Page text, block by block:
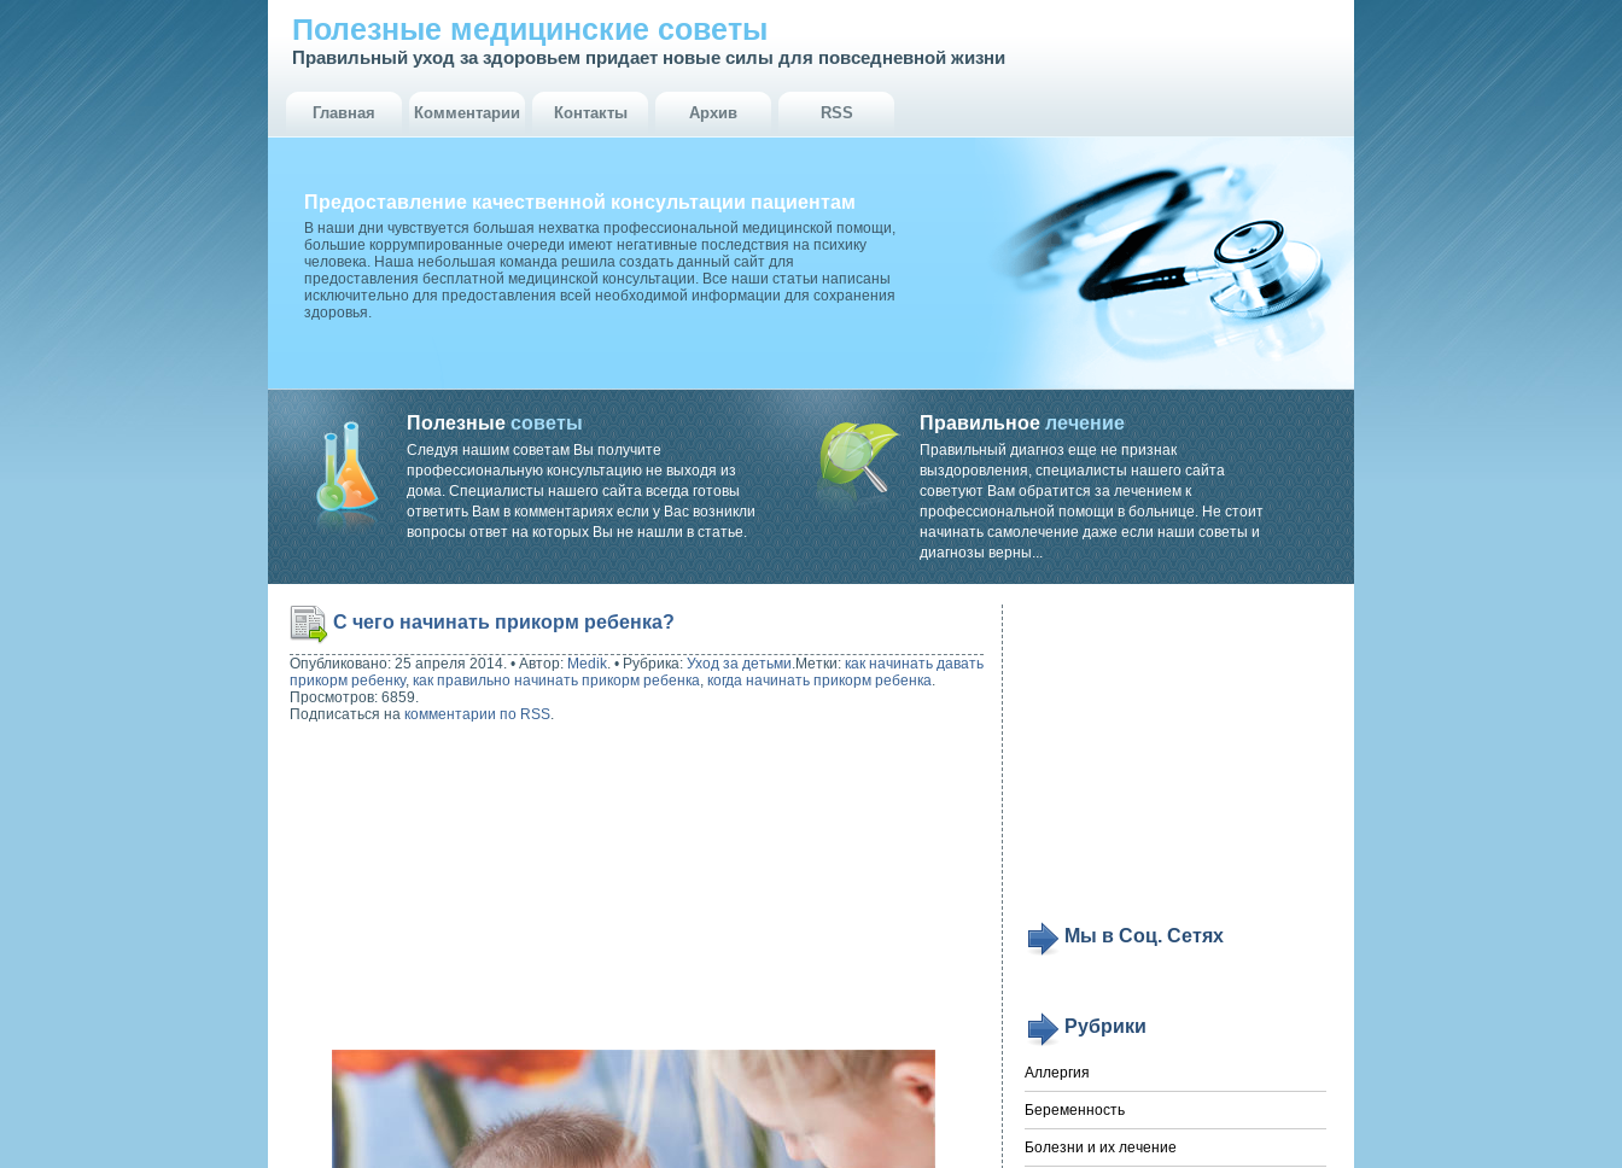
Полезные медицинские советы
Правильный уход за здоровьем придает новые силы для повседневной жизни
Главная Комментарии Контакты Архив RSS
Предоставление качественной консультации пациентам
В наши дни чувствуется большая нехватка профессиональной медицинской помощи,
большие коррумпированные очереди имеют негативные последствия на психику
человека. Наша небольшая команда решила создать данный сайт для
предоставления бесплатной медицинской консультации. Все наши статьи написаны
исключительно для предоставления всей необходимой информации для сохранения
здоровья.
Полезныесоветы
Следуя нашим советам Вы получите
профессиональную консультацию не выходя из
дома. Специалисты нашего сайта всегда готовы
ответить Вам в комментариях если у Вас возникли
вопросы ответ на которых Вы не нашли в статье.
Правильное лечение
Правильный диагноз еще не признак
выздоровления, специалисты нашего сайта
советуют Вам обратится за лечением к
профессиональной помощи в больнице. Не стоит
начинать самолечение даже если наши советы и
диагнозы верны...
С чего начинать прикорм ребенка?
Опубликовано: 25 апреля 2014. • Автор: Medik. • Рубрика: Уход за детьми.Метки: как начинать давать
прикорм ребенку, как правильно начинать прикорм ребенка, когда начинать прикорм ребенка.
Просмотров: 6859.
Подписаться на комментарии по RSS.
Мы в Соц. Сетях
Рубрики
Аллергия
Беременность
Болезни и их лечение